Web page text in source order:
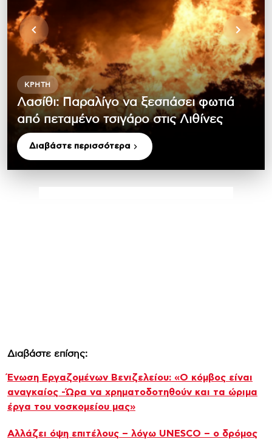
ΚΡΉΤΗ
Λασίθι: Παραλίγο να ξεσπάσει φωτιά
από πεταμένο τσιγάρο στις Λιθίνες
Διαβάστε περισσότερα
Διαβάστε επίσης:
Ένωση Εργαζομένων Βενιζελείου: «Ο κόμβος είναι
αναγκαίος -Ώρα να χρηματοδοτηθούν και τα ώριμα
έργα του νοσκομείου μας»
Αλλάζει όψη επιτέλους – λόγω UNESCO – ο δρόμος